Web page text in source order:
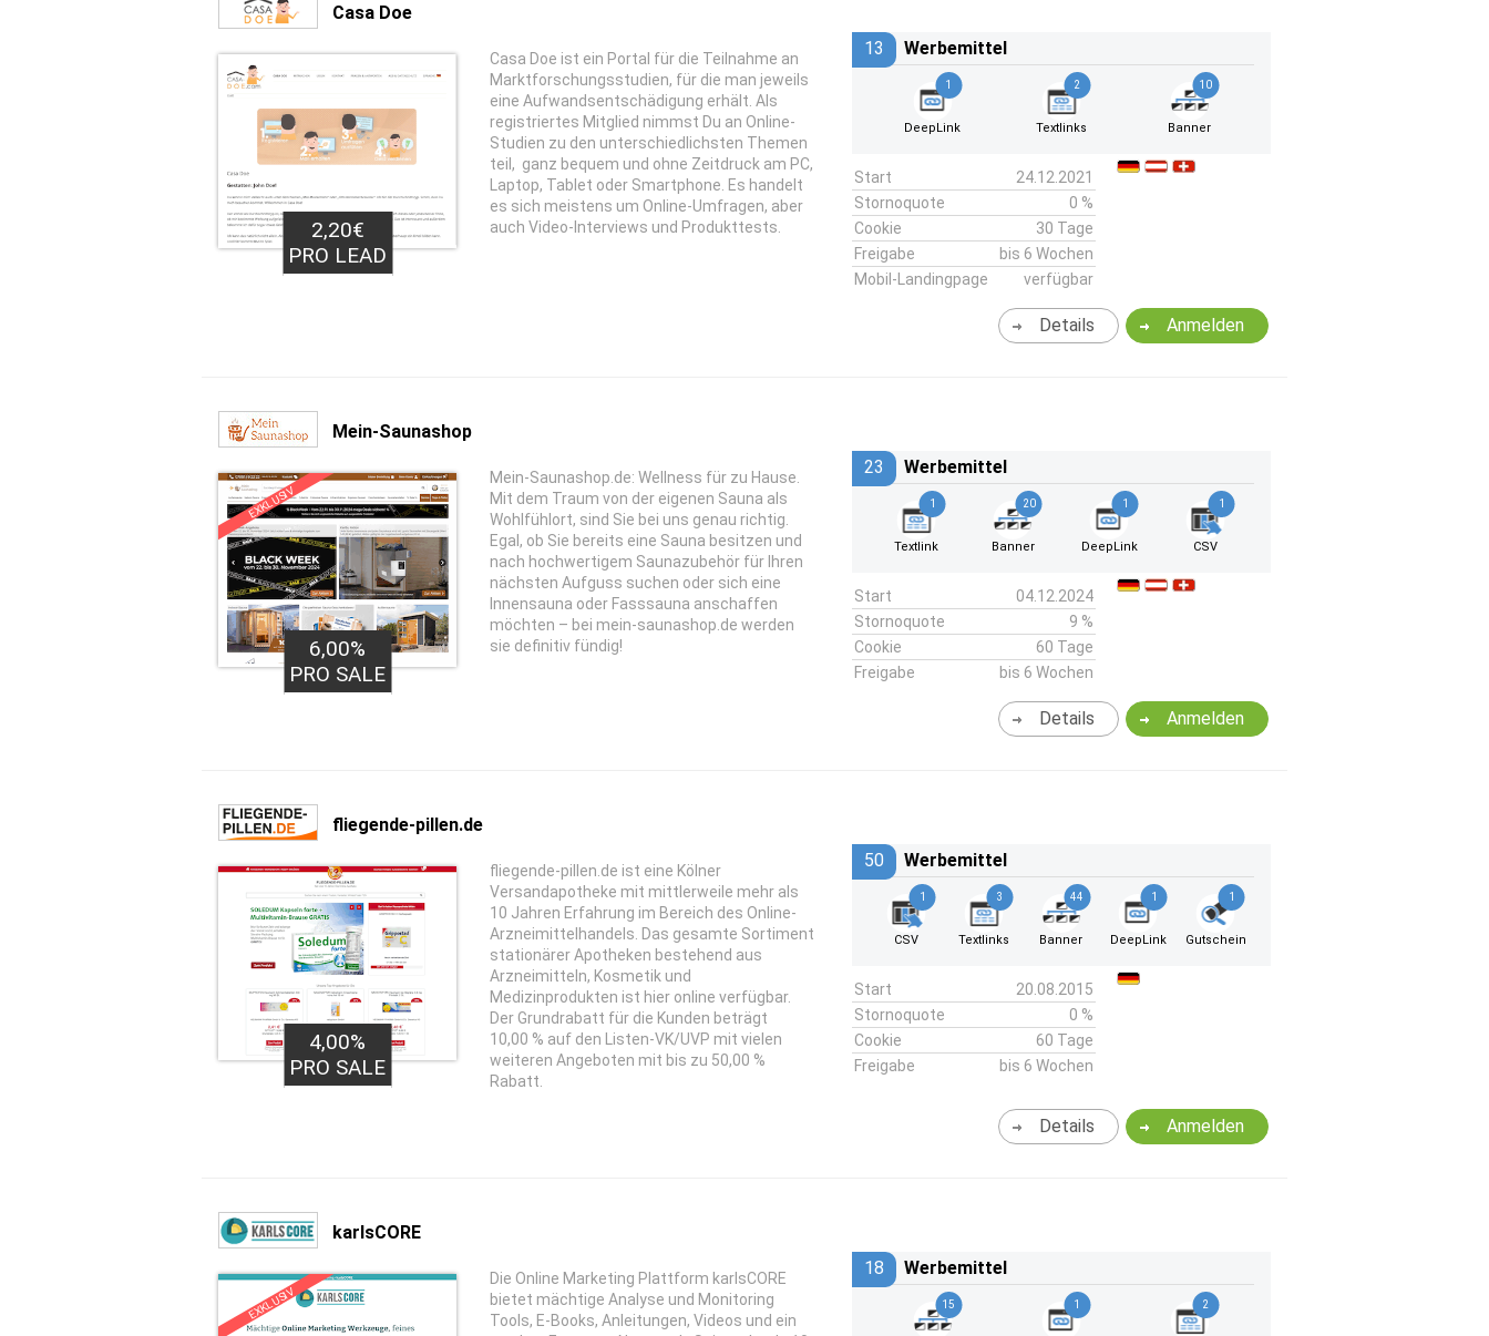
Casa Doe
2,20€
PRO LEAD
Casa Doe ist ein Portal für die Teilnahme an
Marktforschungsstudien, für die man jeweils
eine Aufwandsentschädigung erhält. Als
registriertes Mitglied nimmst Du an Online-
Studien zu den unterschiedlichsten Themen
teil, ganz bequem und ohne Zeitdruck am PC,
Laptop, Tablet oder Smartphone. Es handelt
es sich meistens um Online-Umfragen, aber
auch Video-Interviews und Produkttests.
13 Werbemittel
1
DeepLink
2
Textlinks
10
Banner
Start
24.12.2021
Stornoquote
0 %
Cookie
30 Tage
Freigabe
bis 6 Wochen
Mobil-Landingpage
verfügbar
Anmelden
Details
Mein-Saunashop
EXKLUSIV
6,00%
PRO SALE
Mein-Saunashop.de: Wellness für zu Hause.
Mit dem Traum von der eigenen Sauna als
Wohlfühlort, sind Sie bei uns genau richtig.
Egal, ob Sie bereits eine Sauna besitzen und
nach hochwertigem Saunazubehör für Ihren
nächsten Aufguss suchen oder sich eine
Innensauna oder Fasssauna anschaffen
möchten – bei mein-saunashop.de werden
sie definitiv fündig!
23 Werbemittel
1
Textlink
20
Banner
1
DeepLink
1
CSV
Start
04.12.2024
Stornoquote
9 %
Cookie
60 Tage
Freigabe
bis 6 Wochen
Anmelden
Details
fliegende-pillen.de
4,00%
PRO SALE
fliegende-pillen.de ist eine Kölner
Versandapotheke mit mittlerweile mehr als
10 Jahren Erfahrung im Bereich des Online-
Arzneimittelhandels. Das gesamte Sortiment
stationärer Apotheken bestehend aus
Arzneimitteln, Kosmetik und
Medizinprodukten ist hier online verfügbar.
Der Grundrabatt für die Kunden beträgt
10,00 % auf den Listen-VK/UVP mit vielen
weiteren Angeboten mit bis zu 50,00 %
Rabatt.
50 Werbemittel
1
CSV
3
Textlinks
44
Banner
1
DeepLink
1
Gutschein
Start
20.08.2015
Stornoquote
0 %
Cookie
60 Tage
Freigabe
bis 6 Wochen
Anmelden
Details
karlsCORE
EXKLUSIV
Die Online Marketing Plattform karlsCORE
bietet mächtige Analyse und Monitoring
Tools, E-Books, Anleitungen, Videos und ein
18 Werbemittel
15 1 2